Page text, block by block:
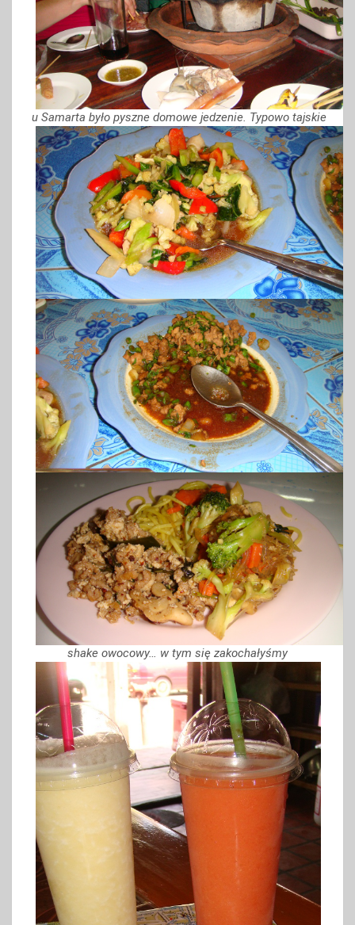
u Samarta było pyszne domowe jedzenie. Typowo tajskie
shake owocowy… w tym się zakochałyśmy